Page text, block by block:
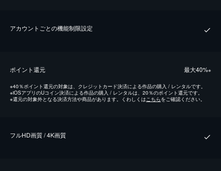
アカウントごとの機能制限設定
ポイント還元 最⼤40%※
※40％ポイント還元の対象は、クレジットカード決済による作品の購入 / レンタルです。
※iOSアプリのUコイン決済による作品の購入 / レンタルは、20％のポイント還元です。
※還元の対象外となる決済方法や商品があります。くわしくは こちらをご確認ください。
フルHD画質 / 4K画質